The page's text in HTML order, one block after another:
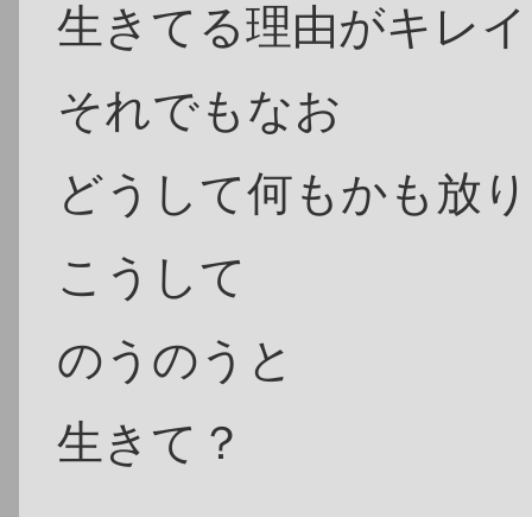
生きてる理由がキレ
それでもなお
どうして何もかも放
こうして
のうのうと
生きて？